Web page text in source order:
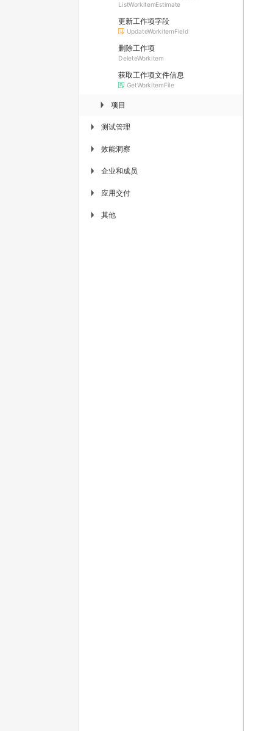
ListWorkitemEstimate
更新工作项字段
UpdateWorkitemField
删除工作项
DeleteWorkitem
获取工作项文件信息
GetWorkitemFile
▶ 项目
▶ 测试管理
▶ 效能洞察
▶ 企业和成员
▶ 应用交付
▶ 其他